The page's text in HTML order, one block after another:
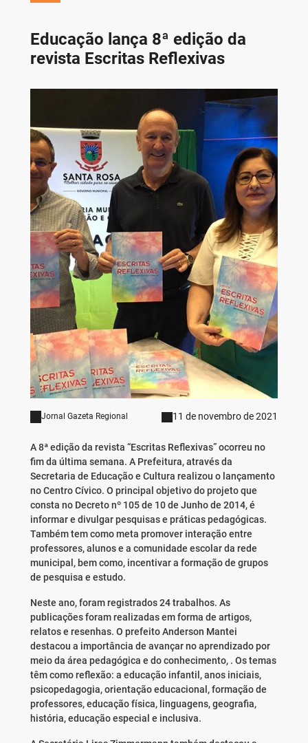
Educação lança 8ª edição da
revista Escritas Reflexivas
Jornal Gazeta Regional 11 de novembro de 2021
A 8ª edição da revista “Escritas Reflexivas” ocorreu no
fim da última semana. A Prefeitura, através da
Secretaria de Educação e Cultura realizou o lançamento
no Centro Cívico. O principal objetivo do projeto que
consta no Decreto nº 105 de 10 de Junho de 2014, é
informar e divulgar pesquisas e práticas pedagógicas.
Também tem como meta promover interação entre
professores, alunos e a comunidade escolar da rede
municipal, bem como, incentivar a formação de grupos
de pesquisa e estudo.
Neste ano, foram registrados 24 trabalhos. As
publicações foram realizadas em forma de artigos,
relatos e resenhas. O prefeito Anderson Mantei
destacou a importância de avançar no aprendizado por
meio da área pedagógica e do conhecimento, . Os temas
têm como reflexão: a educação infantil, anos iniciais,
psicopedagogia, orientação educacional, formação de
professores, educação física, linguagens, geografia,
história, educação especial e inclusiva.